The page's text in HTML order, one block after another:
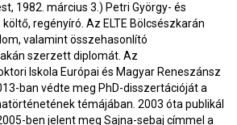
1982. március 3.) Petri György- és
regényíró. Az ELTE Bölcsészkarán
valamint összehasonlító
szerzett diplomát. Az
Iskola Európai és Magyar Reneszánsz
ban védte meg PhD-disszertációját a
témájában. 2003 óta publikál
ben jelent meg Sajna-sebaj címmel a